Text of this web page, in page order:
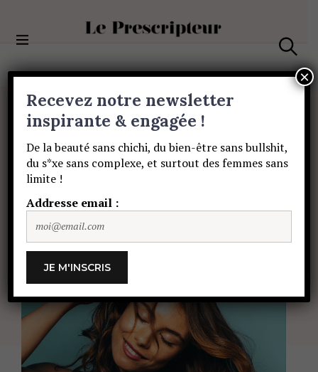
Le Prescripteur
e
a
BEAUTÉ
3astucespourse
réveilleravecun
wavyd’enfer!
TEAM LE PRESCRIPTEUR 16 AVRIL 2017
Recevez notre newsletter
inspirante & engagée !
De la beauté sans chichi, du bien-être sans bullshit,
du s*xe sans complexe, et surtout des femmes sans
limite !
Addresse email :
×